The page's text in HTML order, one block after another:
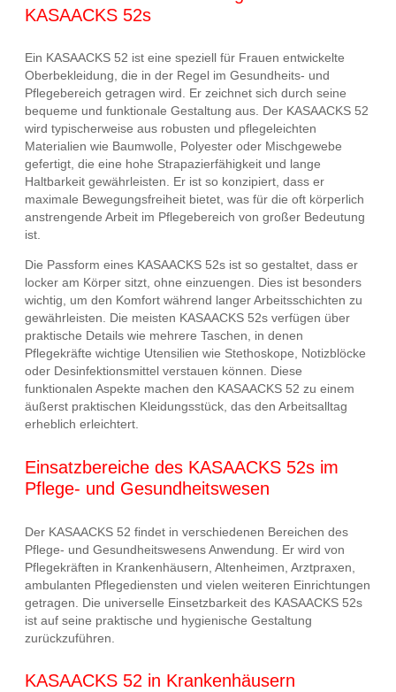
KASAACKS 52s
Ein KASAACKS 52 ist eine speziell für Frauen entwickelte
Oberbekleidung, die in der Regel im Gesundheits- und
Pflegebereich getragen wird. Er zeichnet sich durch seine
bequeme und funktionale Gestaltung aus. Der KASAACKS 52
wird typischerweise aus robusten und pflegeleichten
Materialien wie Baumwolle, Polyester oder Mischgewebe
gefertigt, die eine hohe Strapazierfähigkeit und lange
Haltbarkeit gewährleisten. Er ist so konzipiert, dass er
maximale Bewegungsfreiheit bietet, was für die oft körperlich
anstrengende Arbeit im Pflegebereich von großer Bedeutung
ist.
Die Passform eines KASAACKS 52s ist so gestaltet, dass er
locker am Körper sitzt, ohne einzuengen. Dies ist besonders
wichtig, um den Komfort während langer Arbeitsschichten zu
gewährleisten. Die meisten KASAACKS 52s verfügen über
praktische Details wie mehrere Taschen, in denen
Pflegekräfte wichtige Utensilien wie Stethoskope, Notizblöcke
oder Desinfektionsmittel verstauen können. Diese
funktionalen Aspekte machen den KASAACKS 52 zu einem
äußerst praktischen Kleidungsstück, das den Arbeitsalltag
erheblich erleichtert.
Einsatzbereiche des KASAACKS 52s im
Pflege- und Gesundheitswesen
Der KASAACKS 52 findet in verschiedenen Bereichen des
Pflege- und Gesundheitswesens Anwendung. Er wird von
Pflegekräften in Krankenhäusern, Altenheimen, Arztpraxen,
ambulanten Pflegediensten und vielen weiteren Einrichtungen
getragen. Die universelle Einsetzbarkeit des KASAACKS 52s
ist auf seine praktische und hygienische Gestaltung
zurückzuführen.
KASAACKS 52 in Krankenhäusern